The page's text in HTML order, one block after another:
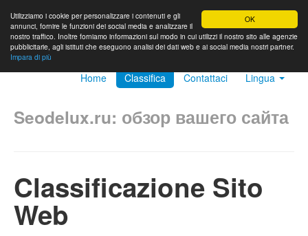
OK
Utilizziamo i cookie per personalizzare i contenuti e gli
annunci, fornire le funzioni dei social media e analizzare il
nostro traffico. Inoltre forniamo informazioni sul modo in cui utilizzi il nostro sito alle agenzie
pubblicitarie, agli istituti che eseguono analisi dei dati web e ai social media nostri partner.
Impara di più
Home Classifica Contattaci Lingua
Seodelux.ru: обзор вашего сайта
Classificazione Sito
Web